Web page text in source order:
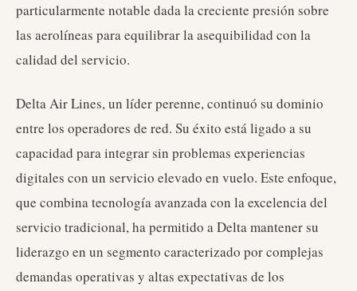
particularmente notable dada la creciente presión sobre
las aerolíneas para equilibrar la asequibilidad con la
calidad del servicio.
Delta Air Lines, un líder perenne, continuó su dominio
entre los operadores de red. Su éxito está ligado a su
capacidad para integrar sin problemas experiencias
digitales con un servicio elevado en vuelo. Este enfoque,
que combina tecnología avanzada con la excelencia del
servicio tradicional, ha permitido a Delta mantener su
liderazgo en un segmento caracterizado por complejas
demandas operativas y altas expectativas de los